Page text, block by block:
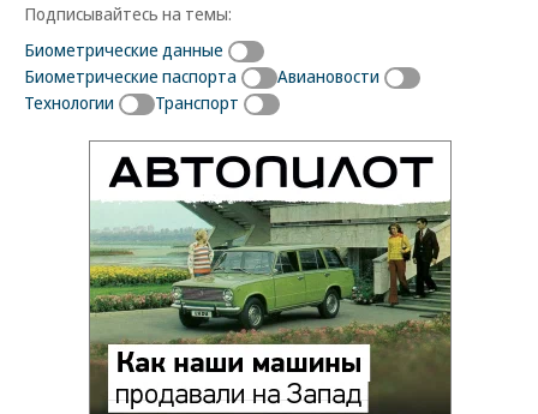
Подписывайтесь на темы:
Биометрические данные
Биометрические паспорта
Авиановости
Технологии
Транспорт